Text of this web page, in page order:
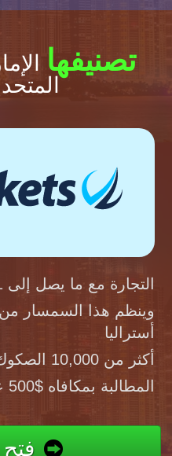
#3 تصنيفها
التجارة مع ما يصل إلى 500:1 الرافعة المالية
وينظم هذا السمسار
أستراليا
أكثر من 10,000 الصكوك التجارية المتاحة هنا
المطالبة بمكافاه $500 علي إيداعك الأول